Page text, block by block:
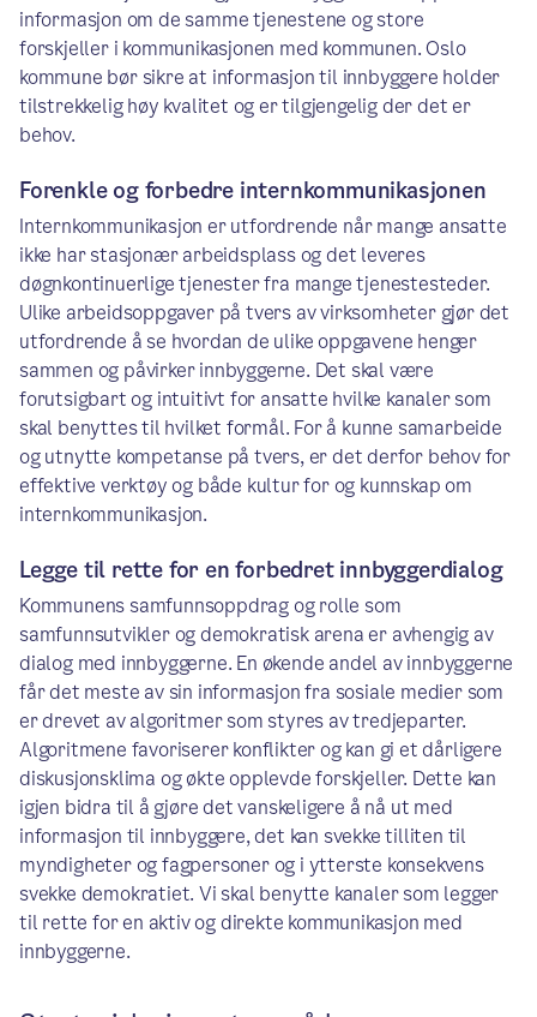
informasjon om de samme tjenestene og store
forskjeller i kommunikasjonen med kommunen. Oslo
kommune bør sikre at informasjon til innbyggere holder
tilstrekkelig høy kvalitet og er tilgjengelig der det er
behov.
Forenkle og forbedre internkommunikasjonen
Internkommunikasjon er utfordrende når mange ansatte
ikke har stasjonær arbeidsplass og det leveres
døgnkontinuerlige tjenester fra mange tjenestesteder.
Ulike arbeidsoppgaver på tvers av virksomheter gjør det
utfordrende å se hvordan de ulike oppgavene henger
sammen og påvirker innbyggerne. Det skal være
forutsigbart og intuitivt for ansatte hvilke kanaler som
skal benyttes til hvilket formål. For å kunne samarbeide
og utnytte kompetanse på tvers, er det derfor behov for
effektive verktøy og både kultur for og kunnskap om
internkommunikasjon.
Legge til rette for en forbedret innbyggerdialog
Kommunens samfunnsoppdrag og rolle som
samfunnsutvikler og demokratisk arena er avhengig av
dialog med innbyggerne. En økende andel av innbyggerne
får det meste av sin informasjon fra sosiale medier som
er drevet av algoritmer som styres av tredjeparter.
Algoritmene favoriserer konflikter og kan gi et dårligere
diskusjonsklima og økte opplevde forskjeller. Dette kan
igjen bidra til å gjøre det vanskeligere å nå ut med
informasjon til innbyggere, det kan svekke tilliten til
myndigheter og fagpersoner og i ytterste konsekvens
svekke demokratiet. Vi skal benytte kanaler som legger
til rette for en aktiv og direkte kommunikasjon med
innbyggerne.